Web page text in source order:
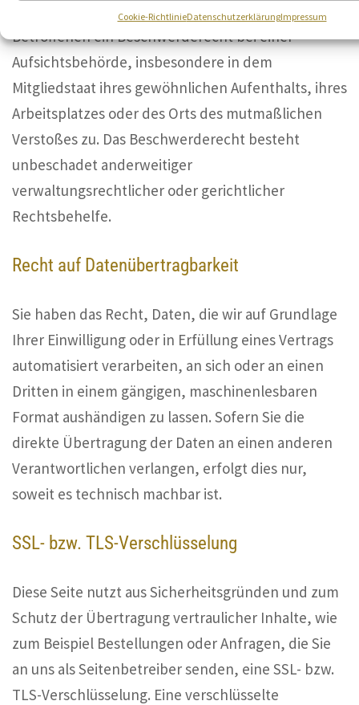
Cookie-RichtlinieDatenschutzerklärungImpressum
Im Falle von Verstößen gegen die DSGVO steht den
Betroffenen ein Beschwerderecht bei einer
Aufsichtsbehörde, insbesondere in dem
Mitgliedstaat ihres gewöhnlichen Aufenthalts, ihres
Arbeitsplatzes oder des Orts des mutmaßlichen
Verstoßes zu. Das Beschwerderecht besteht
unbeschadet anderweitiger
verwaltungsrechtlicher oder gerichtlicher
Rechtsbehelfe.
Recht auf Daten­übertrag­barkeit
Sie haben das Recht, Daten, die wir auf Grundlage
Ihrer Einwilligung oder in Erfüllung eines Vertrags
automatisiert verarbeiten, an sich oder an einen
Dritten in einem gängigen, maschinenlesbaren
Format aushändigen zu lassen. Sofern Sie die
direkte Übertragung der Daten an einen anderen
Verantwortlichen verlangen, erfolgt dies nur,
soweit es technisch machbar ist.
SSL- bzw. TLS-Verschlüsselung
Diese Seite nutzt aus Sicherheitsgründen und zum
Schutz der Übertragung vertraulicher Inhalte, wie
zum Beispiel Bestellungen oder Anfragen, die Sie
an uns als Seitenbetreiber senden, eine SSL- bzw.
TLS-Verschlüsselung. Eine verschlüsselte